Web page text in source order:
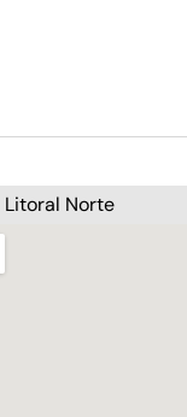
Litoral Norte